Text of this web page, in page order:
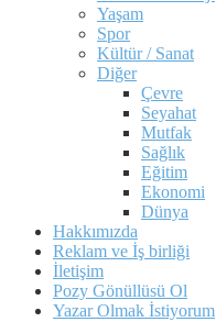
Yaşam
Spor
Kültür / Sanat
Diğer
Çevre
Seyahat
Mutfak
Sağlık
Eğitim
Ekonomi
Dünya
Hakkımızda
Reklam ve İş birliği
İletişim
Pozy Gönüllüsü Ol
Yazar Olmak İstiyorum